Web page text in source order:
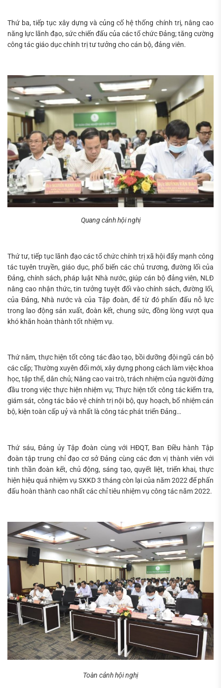
Thứ ba, tiếp tục xây dựng và củng cố hệ thống chính trị, nâng cao
năng lực lãnh đạo, sức chiến đấu của các tổ chức Đảng; tăng cường
công tác giáo dục chính trị tư tưởng cho cán bộ, đảng viên.
Quang cảnh hội nghị
Thứ tư, tiếp tục lãnh đạo các tổ chức chính trị xã hội đẩy mạnh công
tác tuyên truyền, giáo dục, phổ biến các chủ trương, đường lối của
Đảng, chính sách, pháp luật Nhà nước, giúp cán bộ đảng viên, NLĐ
nâng cao nhận thức, tin tưởng tuyệt đối vào chính sách, đường lối,
của Đảng, Nhà nước và của Tập đoàn, để từ đó phấn đấu nỗ lực
trong lao động sản xuất, đoàn kết, chung sức, đồng lòng vượt qua
khó khăn hoàn thành tốt nhiệm vụ.
Thứ năm, thực hiện tốt công tác đào tạo, bồi dưỡng đội ngũ cán bộ
các cấp; Thường xuyên đổi mới, xây dựng phong cách làm việc khoa
học, tập thể, dân chủ; Nâng cao vai trò, trách nhiệm của người đứng
đầu trong việc thực hiện nhiệm vụ; Thực hiện tốt công tác kiểm tra,
giám sát, công tác bảo vệ chính trị nội bộ, quy hoạch, bổ nhiệm cán
bộ, kiện toàn cấp uỷ và nhất là công tác phát triển Đảng…
Thứ sáu, Đảng ủy Tập đoàn cùng với HĐQT, Ban Điều hành Tập
đoàn tập trung chỉ đạo cơ sở Đảng cùng các đơn vị thành viên với
tinh thần đoàn kết, chủ động, sáng tạo, quyết liệt, triển khai, thực
hiện hiệu quả nhiệm vụ SXKD 3 tháng còn lại của năm 2022 để phấn
đấu hoàn thành cao nhất các chỉ tiêu nhiệm vụ công tác năm 2022.
Toàn cảnh hội nghị